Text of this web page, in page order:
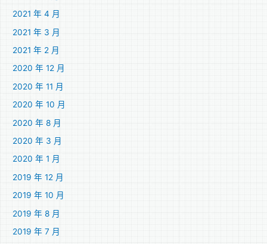
2021 年 4 月
2021 年 3 月
2021 年 2 月
2020 年 12 月
2020 年 11 月
2020 年 10 月
2020 年 8 月
2020 年 3 月
2020 年 1 月
2019 年 12 月
2019 年 10 月
2019 年 8 月
2019 年 7 月